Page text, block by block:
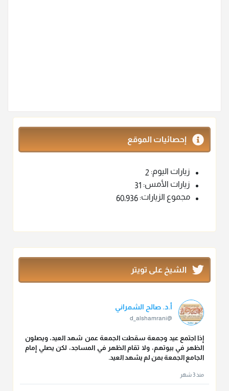
إحصائيات الموقع
زيارات اليوم: 2
زيارات الأمس: 31
مجموع الزيارات: 60٬936
الشيخ على تويتر
أ.د. صالح الشمراني
@d_alshamrani
إذا اجتمع عيد وجمعة سقطت الجمعة عمن شهد العيد، ويصلون
الظهر في بيوتهم، ولا تقام الظهر في المساجد، لكن يصلي إمام
الجامع الجمعة بمن لم يشهد العيد.
منذ 3 شهر